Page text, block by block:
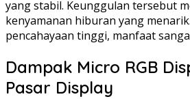
yang stabil. Keunggulan tersebut
kenyamanan hiburan yang
pencahayaan tinggi, manfaat
Dampak Micro RGB
Pasar Display